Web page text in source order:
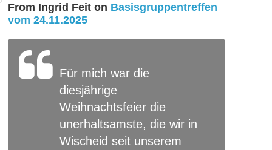
From Ingrid Feit on Basisgruppentreffen
vom 24.11.2025
Für mich war die
diesjährige
Weihnachtsfeier die
unerhaltsamste, die wir in
Wischeid seit unserem